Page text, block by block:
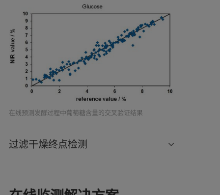
在线预测发酵过程中葡萄糖含量的交叉验证结果
过滤干燥终点检测